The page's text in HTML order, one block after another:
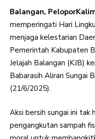
Balangan,
memperingati Hari
menjaga kelestarian
Pemerintah Kabupaten
Jelajah Balangan (KJB)
Babarasih Aliran Sungai
(21/6/2025).
Aksi bersih sungai ini tak
pengangkutan sampah